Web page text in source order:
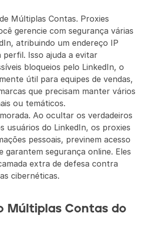
Múltiplas Contas. Proxies
gerencie com segurança várias
atribuindo um endereço IP
perfil. Isso ajuda a evitar
bloqueios pelo LinkedIn, o
útil para equipes de vendas,
que precisam manter vários
ou temáticos.
Ao ocultar os verdadeiros
usuários do LinkedIn, os proxies
pessoais, previnem acesso
garantem segurança online. Eles
extra de defesa contra
cibernéticas.
Múltiplas Contas do